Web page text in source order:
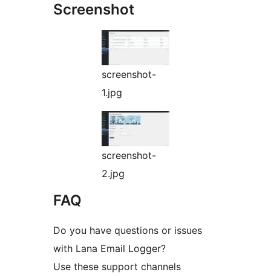
Screenshot
screenshot-
1.jpg
screenshot-
2.jpg
FAQ
Do you have questions or issues
with Lana Email Logger?
Use these support channels